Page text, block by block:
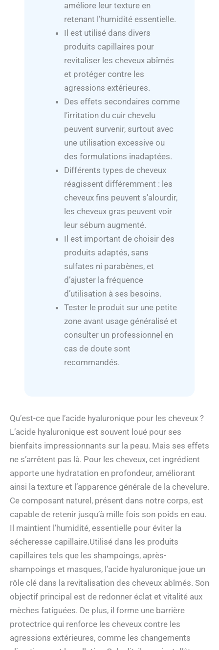
améliore leur texture en
retenant l’humidité essentielle.
Il est utilisé dans divers
produits capillaires pour
revitaliser les cheveux abîmés
et protéger contre les
agressions extérieures.
Des effets secondaires comme
l’irritation du cuir chevelu
peuvent survenir, surtout avec
une utilisation excessive ou
des formulations inadaptées.
Différents types de cheveux
réagissent différemment : les
cheveux fins peuvent s’alourdir,
les cheveux gras peuvent voir
leur sébum augmenté.
Il est important de choisir des
produits adaptés, sans
sulfates ni parabènes, et
d’ajuster la fréquence
d’utilisation à ses besoins.
Tester le produit sur une petite
zone avant usage généralisé et
consulter un professionnel en
cas de doute sont
recommandés.
Qu’est-ce que l’acide hyaluronique pour les cheveux ?
L’acide hyaluronique est souvent loué pour ses
bienfaits impressionnants sur la peau. Mais ses effets
ne s’arrêtent pas là. Pour les cheveux, cet ingrédient
apporte une hydratation en profondeur, améliorant
ainsi la texture et l’apparence générale de la chevelure.
Ce composant naturel, présent dans notre corps, est
capable de retenir jusqu’à mille fois son poids en eau.
Il maintient l’humidité, essentielle pour éviter la
sécheresse capillaire.Utilisé dans les produits
capillaires tels que les shampoings, après-
shampoings et masques, l’acide hyaluronique joue un
rôle clé dans la revitalisation des cheveux abîmés. Son
objectif principal est de redonner éclat et vitalité aux
mèches fatiguées. De plus, il forme une barrière
protectrice qui renforce les cheveux contre les
agressions extérieures, comme les changements